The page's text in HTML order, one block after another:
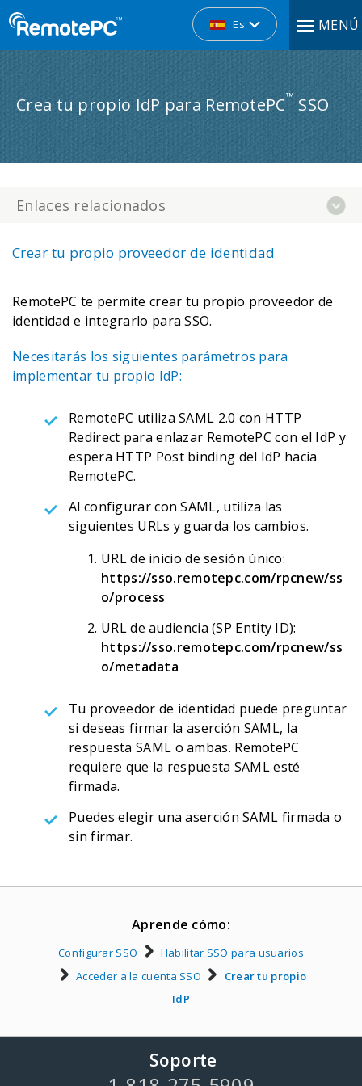
Es MENÚ
Crea tu propio IdP para RemotePC™SSO
Enlaces relacionados
Crear tu propio proveedor de identidad
RemotePC te permite crear tu propio proveedor de
identidad e integrarlo para SSO.
Necesitarás los siguientes parámetros para
implementar tu propio IdP:
RemotePC utiliza SAML 2.0 con HTTP
Redirect para enlazar RemotePC con el IdP y
espera HTTP Post binding del IdP hacia
RemotePC.
Al configurar con SAML, utiliza las
siguientes URLs y guarda los cambios.
URL de inicio de sesión único:
https://sso.remotepc.com/rpcnew/ss
o/process
URL de audiencia (SP Entity ID):
https://sso.remotepc.com/rpcnew/ss
o/metadata
Tu proveedor de identidad puede preguntar
si deseas firmar la aserción SAML, la
respuesta SAML o ambas. RemotePC
requiere que la respuesta SAML esté
firmada.
Puedes elegir una aserción SAML firmada o
sin firmar.
Aprende cómo:
Configurar SSO
Habilitar SSO para usuarios
Acceder a la cuenta SSO
Crear tu propio
IdP
Soporte